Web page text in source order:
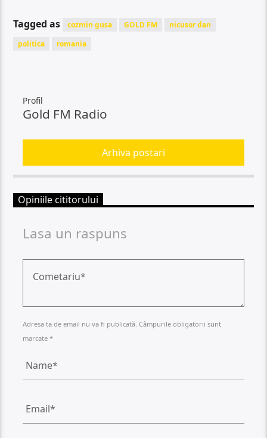
Tagged as cozmin gusa GOLD FM
nicusor dan
politica
romania
Profil
Gold FM Radio
Arhiva postari
Opiniile cititorului
Lasa un raspuns
Adresa ta de email nu va fi publicată. Câmpurile obligatorii sunt
marcate *